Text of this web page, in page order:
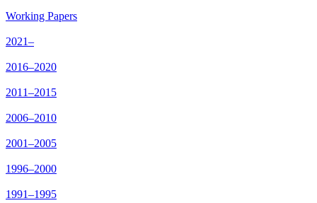
Working Papers
2021–
2016–2020
2011–2015
2006–2010
2001–2005
1996–2000
1991–1995